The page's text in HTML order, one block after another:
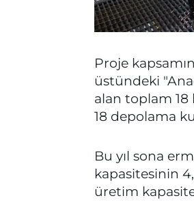
Proje
üstündeki
alan toplam 18
18 depolama
Bu yıl sona
kapasitesinin
üretim